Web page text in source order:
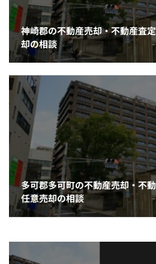
神崎郡の不動産売却・不動産査
却の相談
多可郡多可町の不動産売却・不
任意売却の相談